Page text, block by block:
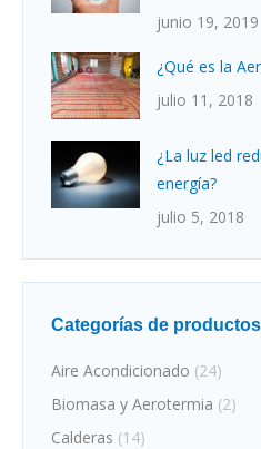
junio 19, 2019
¿Qué es la
julio 11, 2018
¿La luz led
energía?
julio 5, 2018
Categorías de productos
Aire Acondicionado (24)
Biomasa y Aerotermia (2)
Calderas (14)